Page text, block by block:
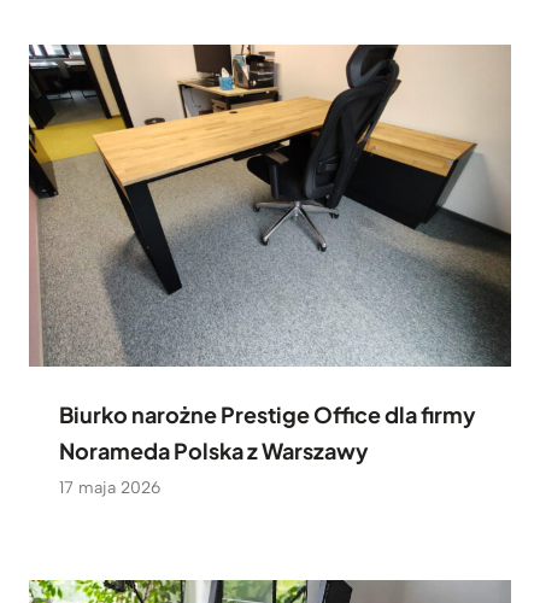
Biurko narożne Prestige Office dla firmy
Norameda Polska z Warszawy
17 maja 2026